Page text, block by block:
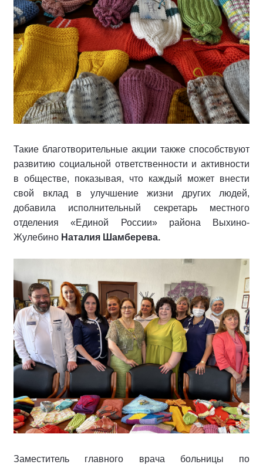
Такие благотворительные акции также способствуют
развитию социальной ответственности и активности
в обществе, показывая, что каждый может внести
свой вклад в улучшение жизни других людей,
добавила исполнительный секретарь местного
отделения «Единой России» района Выхино-
Жулебино Наталия Шамберева.
Заместитель главного врача больницы по